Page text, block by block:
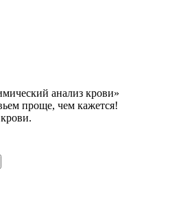
анализ крови»
проще, чем кажется!